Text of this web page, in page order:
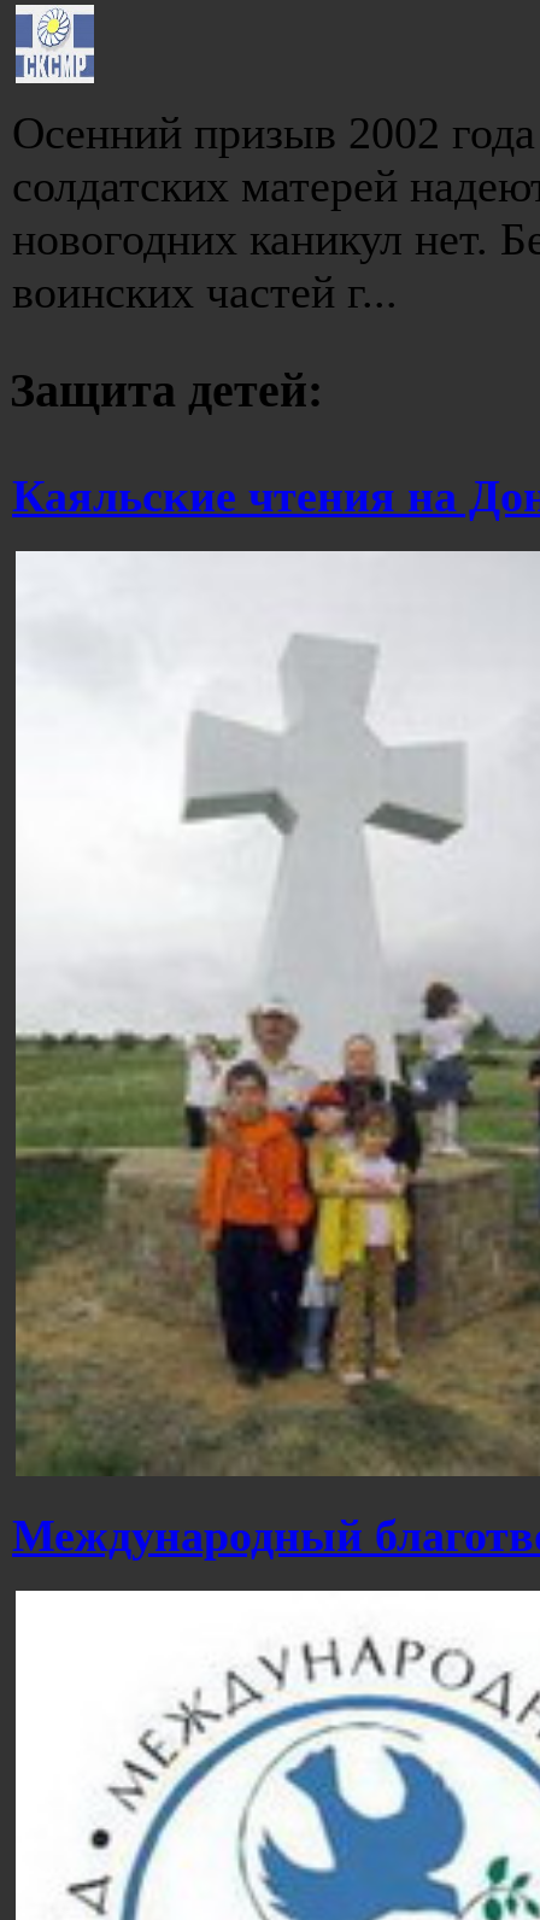
Осенний призыв 2002
солдатских матерей
новогодних каникул нет.
воинских частей г...
Защита детей:
Каяльские чтения на
Международный